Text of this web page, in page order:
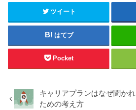
ツイート
はてブ
Pocket
キャリアプランはなぜ聞か
ための考え方